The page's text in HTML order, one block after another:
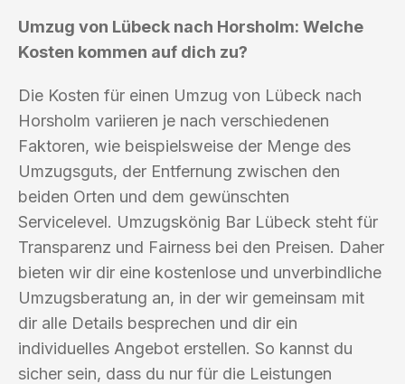
Umzug von Lübeck nach Horsholm: Welche
Kosten kommen auf dich zu?
Die Kosten für einen Umzug von Lübeck nach
Horsholm variieren je nach verschiedenen
Faktoren, wie beispielsweise der Menge des
Umzugsguts, der Entfernung zwischen den
beiden Orten und dem gewünschten
Servicelevel. Umzugskönig Bar Lübeck steht für
Transparenz und Fairness bei den Preisen. Daher
bieten wir dir eine kostenlose und unverbindliche
Umzugsberatung an, in der wir gemeinsam mit
dir alle Details besprechen und dir ein
individuelles Angebot erstellen. So kannst du
sicher sein, dass du nur für die Leistungen